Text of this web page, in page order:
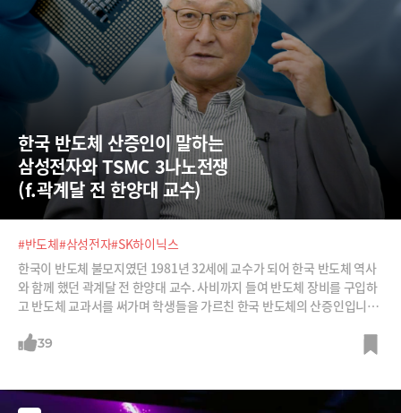
한국 반도체 산증인이 말하는
삼성전자와 TSMC 3나노전쟁
(f.곽계달 전 한양대 교수)
#반도체#삼성전자#SK하이닉스
한국이 반도체 불모지였던 1981년 32세에 교수가 되어 한국 반도체 역사
와 함께 했던 곽계달 전 한양대 교수. 사비까지 들여 반도체 장비를 구입하
고 반도체 교과서를 써가며 학생들을 가르친 한국 반도체의 산증인입니다.
C의 반도체 전쟁에 대해 들어봅니다. 덤으로 늙어도 청춘으로 살 수 있는
39